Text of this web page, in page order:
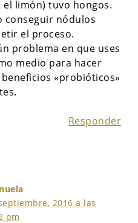
limón) tuvo hongos.
conseguir nódulos
el proceso.
problema en que uses
medio para hacer
«probióticos»
Responder
2016 a las
pm